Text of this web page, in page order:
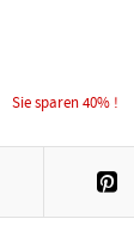
Sie sparen 40% !